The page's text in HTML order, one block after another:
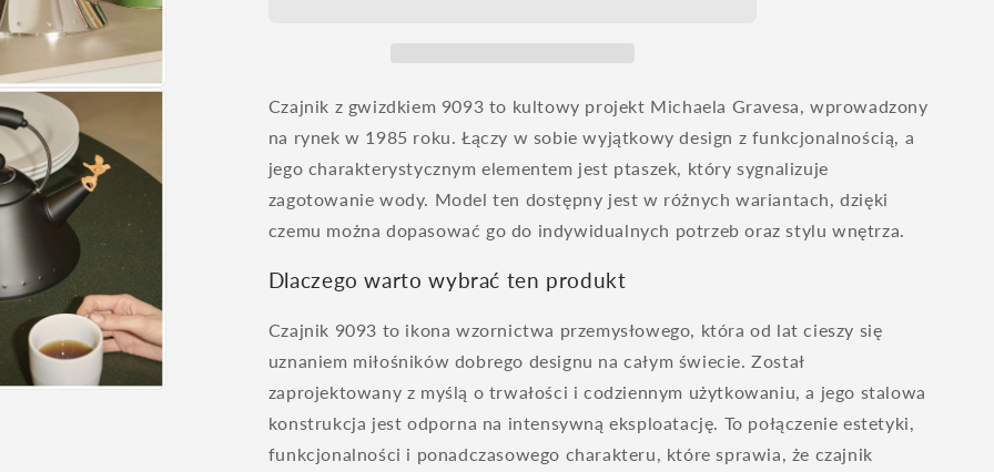
Czajnik z gwizdkiem 9093 to kultowy projekt Michaela Gravesa, wprowadzony
na rynek w 1985 roku. Łączy w sobie wyjątkowy design z funkcjonalnością, a
jego charakterystycznym elementem jest ptaszek, który sygnalizuje
zagotowanie wody. Model ten dostępny jest w różnych wariantach, dzięki
czemu można dopasować go do indywidualnych potrzeb oraz stylu wnętrza.
Dlaczego warto wybrać ten produkt
Czajnik 9093 to ikona wzornictwa przemysłowego, która od lat cieszy się
uznaniem miłośników dobrego designu na całym świecie. Został
zaprojektowany z myślą o trwałości i codziennym użytkowaniu, a jego stalowa
konstrukcja jest odporna na intensywną eksploatację. To połączenie estetyki,
funkcjonalności i ponadczasowego charakteru, które sprawia, że czajnik